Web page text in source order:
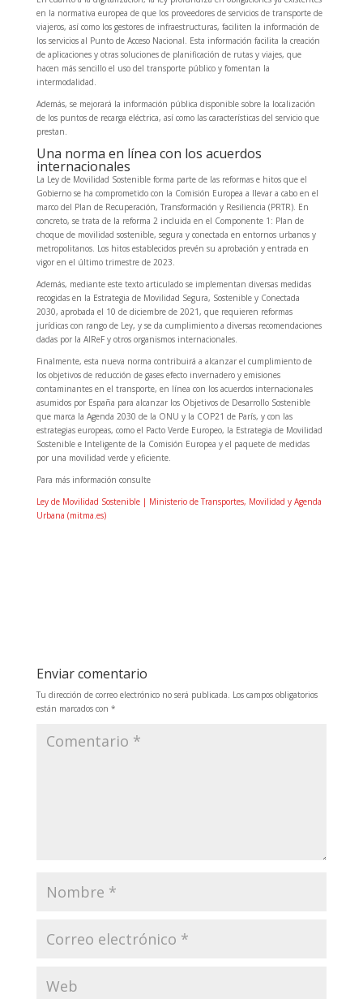
en la normativa europea de que los proveedores de servicios de transporte de
viajeros, así como los gestores de infraestructuras, faciliten la información de
los servicios al Punto de Acceso Nacional. Esta información facilita la creación
de aplicaciones y otras soluciones de planificación de rutas y viajes, que
hacen más sencillo el uso del transporte público y fomentan la
intermodalidad.
Además, se mejorará la información pública disponible sobre la localización
de los puntos de recarga eléctrica, así como las características del servicio que
prestan.
Una norma en línea con los acuerdos
internacionales
La Ley de Movilidad Sostenible forma parte de las reformas e hitos que el
Gobierno se ha comprometido con la Comisión Europea a llevar a cabo en el
marco del Plan de Recuperación, Transformación y Resiliencia (PRTR). En
concreto, se trata de la reforma 2 incluida en el Componente 1: Plan de
choque de movilidad sostenible, segura y conectada en entornos urbanos y
metropolitanos. Los hitos establecidos prevén su aprobación y entrada en
vigor en el último trimestre de 2023.
Además, mediante este texto articulado se implementan diversas medidas
recogidas en la Estrategia de Movilidad Segura, Sostenible y Conectada
2030, aprobada el 10 de diciembre de 2021, que requieren reformas
jurídicas con rango de Ley, y se da cumplimiento a diversas recomendaciones
dadas por la AIReF y otros organismos internacionales.
Finalmente, esta nueva norma contribuirá a alcanzar el cumplimiento de
los objetivos de reducción de gases efecto invernadero y emisiones
contaminantes en el transporte, en línea con los acuerdos internacionales
asumidos por España para alcanzar los Objetivos de Desarrollo Sostenible
que marca la Agenda 2030 de la ONU y la COP21 de París, y con las
estrategias europeas, como el Pacto Verde Europeo, la Estrategia de Movilidad
Sostenible e Inteligente de la Comisión Europea y el paquete de medidas
por una movilidad verde y eficiente.
Para más información consulte
Ley de Movilidad Sostenible | Ministerio de Transportes, Movilidad y Agenda
Urbana (mitma.es)
Enviar comentario
Tu dirección de correo electrónico no será publicada. Los campos obligatorios
están marcados con *